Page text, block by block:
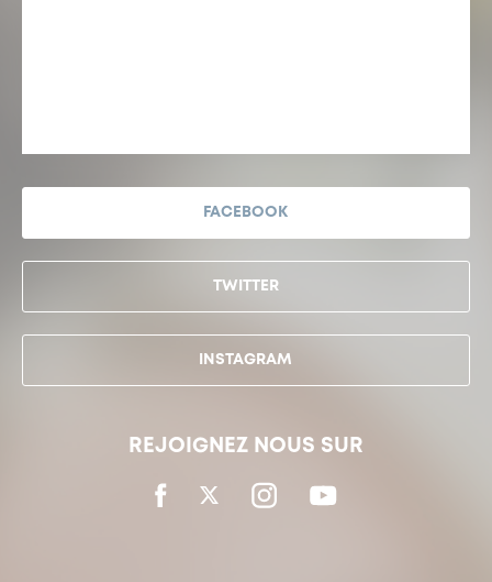
FACEBOOK
TWITTER
INSTAGRAM
REJOIGNEZ NOUS SUR